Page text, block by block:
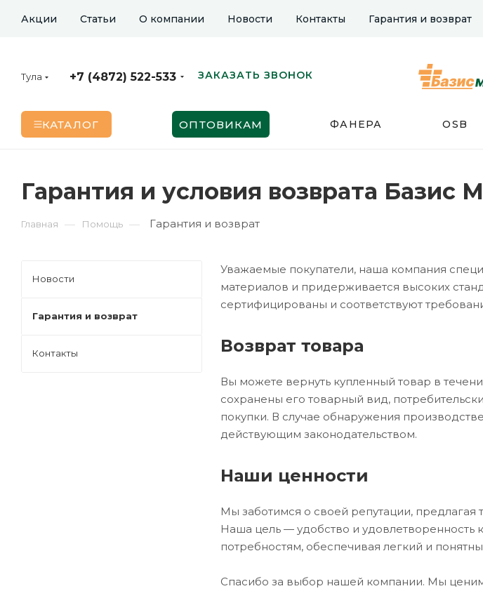
Акции Статьи О компании Новости Контакты Гарантия и возврат
Тула +7 (4872) 522-533 ЗАКАЗАТЬ ЗВОНОК
КАТАЛОГ ОПТОВИКАМ ФАНЕРА OSB
Гарантия и условия возврата Базис
Главная — Помощь — Гарантия и возврат
Уважаемые покупатели, наша компания
материалов и придерживается высоких
сертифицированы и соответствуют
Возврат товара
Вы можете вернуть купленный товар в
сохранены его товарный вид,
покупки. В случае обнаружения
действующим законодательством.
Наши ценности
Мы заботимся о своей репутации,
Наша цель — удобство и удовлетворенность
потребностям, обеспечивая легкий и
Спасибо за выбор нашей компании. Мы
Новости
Гарантия и возврат
Контакты